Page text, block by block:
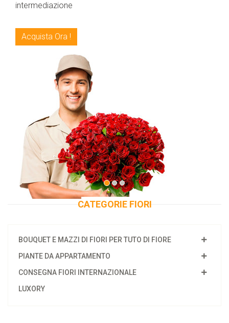
intermediazione
Acquista Ora !
CATEGORIE FIORI
BOUQUET E MAZZI DI FIORI PER TUTO DI FIORE
PIANTE DA APPARTAMENTO
CONSEGNA FIORI INTERNAZIONALE
LUXORY